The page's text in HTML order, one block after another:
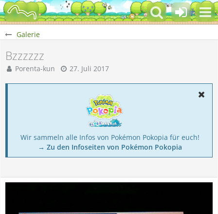
Galerie
Bzzzzzz
Porenta-kun 27. Juli 2017
Wir sammeln alle Infos von Pokémon Pokopia für euch!
→ Zu den Infoseiten von Pokémon Pokopia